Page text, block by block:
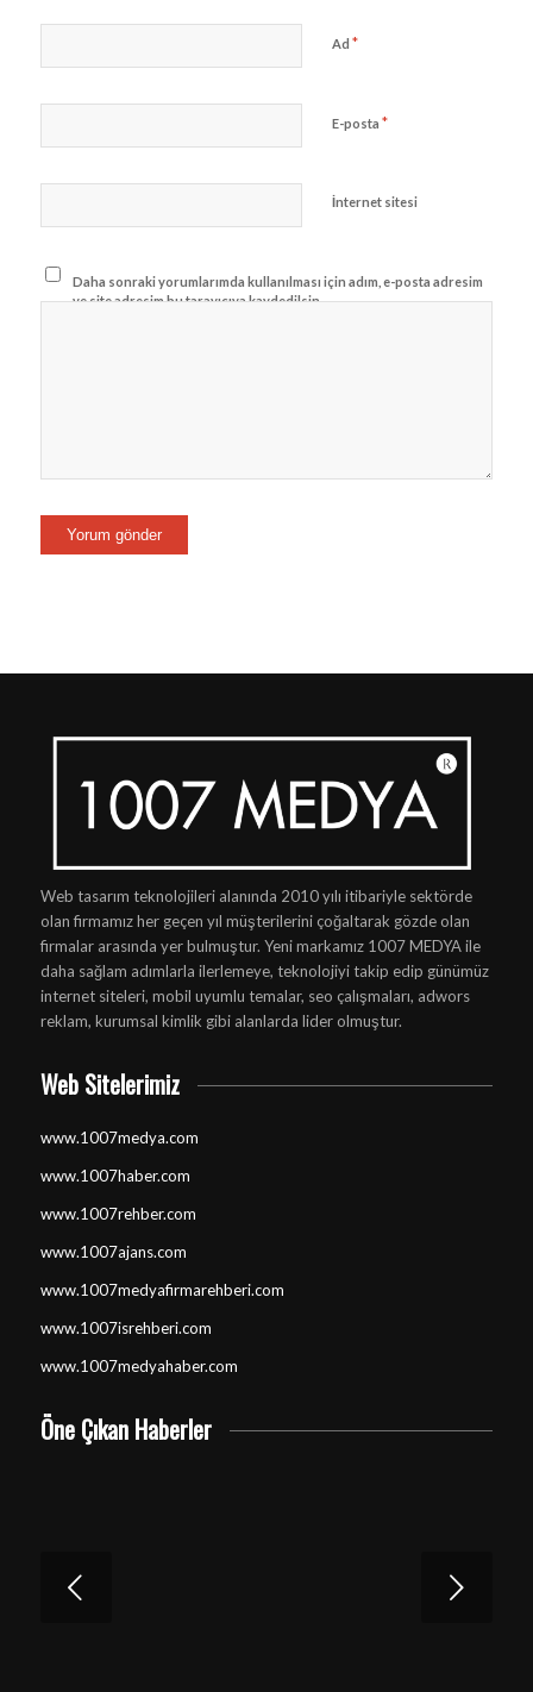
Ad *
E-posta *
İnternet sitesi
Daha sonraki yorumlarımda kullanılması için adım, e-posta adresim
ve site adresim bu tarayıcıya kaydedilsin.
Web tasarım teknolojileri alanında 2010 yılı itibariyle sektörde
olan firmamız her geçen yıl müşterilerini çoğaltarak gözde olan
firmalar arasında yer bulmuştur. Yeni markamız 1007 MEDYA ile
daha sağlam adımlarla ilerlemeye, teknolojiyi takip edip günümüz
internet siteleri, mobil uyumlu temalar, seo çalışmaları, adwors
reklam, kurumsal kimlik gibi alanlarda lider olmuştur.
Web Sitelerimiz
www.1007medya.com
www.1007haber.com
www.1007rehber.com
www.1007ajans.com
www.1007medyafirmarehberi.com
www.1007isrehberi.com
www.1007medyahaber.com
Öne Çıkan Haberler